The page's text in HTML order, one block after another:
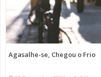
Agasalhe-se, Chegou o Frio